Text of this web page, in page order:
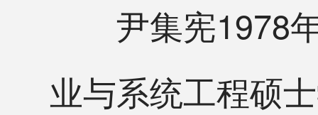
尹集宪1978年
业与系统工程硕